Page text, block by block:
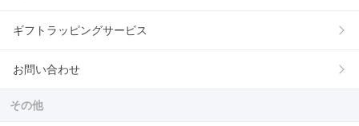
ギフトラッピングサービス
お問い合わせ
その他